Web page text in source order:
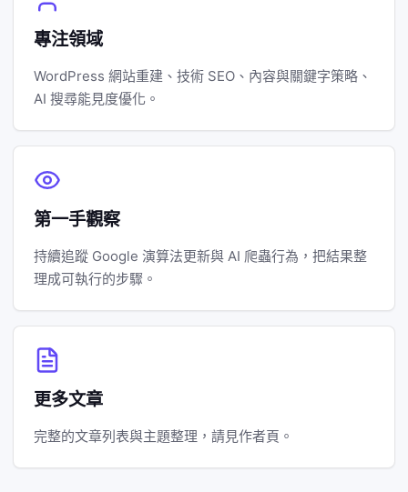
專注領域
WordPress 網站重建、技術 SEO、內容與關鍵字策略、
AI 搜尋能見度優化。
第一手觀察
持續追蹤 Google 演算法更新與 AI 爬蟲行為，把結果整
理成可執行的步驟。
更多文章
完整的文章列表與主題整理，請見作者頁 。